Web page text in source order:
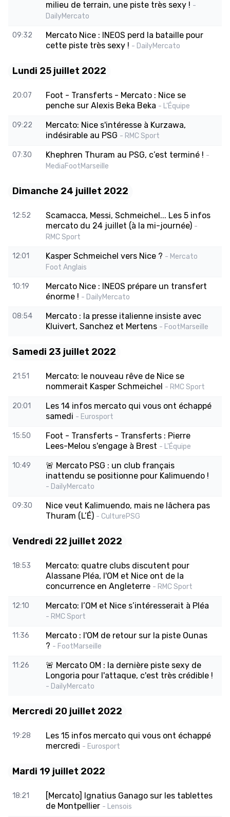
milieu de terrain, une piste très sexy ! -
DailyMercato
09:32
Mercato Nice : INEOS perd la bataille pour
cette piste très sexy ! - DailyMercato
Lundi 25 juillet 2022
20:07
Foot - Transferts - Mercato : Nice se
penche sur Alexis Beka Beka - L'Équipe
09:22
Mercato: Nice s'intéresse à Kurzawa,
indésirable au PSG - RMC Sport
07:30 Khephren Thuram au PSG, c’est terminé ! -
MediaFootMarseille
Dimanche 24 juillet 2022
12:52
Scamacca, Messi, Schmeichel... Les 5 infos
mercato du 24 juillet (à la mi-journée) -
RMC Sport
12:01 Kasper Schmeichel vers Nice ? - Mercato
Foot Anglais
10:19
Mercato Nice : INEOS prépare un transfert
énorme ! - DailyMercato
08:54
Mercato : la presse italienne insiste avec
Kluivert, Sanchez et Mertens - FootMarseille
Samedi 23 juillet 2022
21:51
Mercato: le nouveau rêve de Nice se
nommerait Kasper Schmeichel - RMC Sport
20:01
Les 14 infos mercato qui vous ont échappé
samedi - Eurosport
15:50
Foot - Transferts - Transferts : Pierre
Lees-Melou s'engage à Brest - L'Équipe
10:49
🚨 Mercato PSG : un club français
inattendu se positionne pour Kalimuendo !
- DailyMercato
09:30
Nice veut Kalimuendo, mais ne lâchera pas
Thuram (L’É) - CulturePSG
Vendredi 22 juillet 2022
18:53
Mercato: quatre clubs discutent pour
Alassane Pléa, l'OM et Nice ont de la
concurrence en Angleterre - RMC Sport
12:10 Mercato: l’OM et Nice s’intéresserait à Pléa
- RMC Sport
11:36
Mercato : l'OM de retour sur la piste Ounas
? - FootMarseille
11:26
🚨 Mercato OM : la dernière piste sexy de
Longoria pour l'attaque, c'est très crédible !
- DailyMercato
Mercredi 20 juillet 2022
19:28
Les 15 infos mercato qui vous ont échappé
mercredi - Eurosport
Mardi 19 juillet 2022
18:21
[Mercato] Ignatius Ganago sur les tablettes
de Montpellier - Lensois